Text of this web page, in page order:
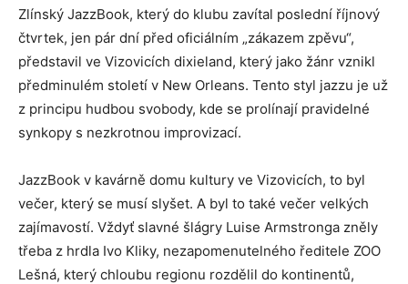
Zlínský JazzBook, který do klubu zavítal poslední říjnový
čtvrtek, jen pár dní před oficiálním „zákazem zpěvu“,
představil ve Vizovicích dixieland, který jako žánr vznikl
předminulém století v New Orleans. Tento styl jazzu je už
z principu hudbou svobody, kde se prolínají pravidelné
synkopy s nezkrotnou improvizací.
JazzBook v kavárně domu kultury ve Vizovicích, to byl
večer, který se musí slyšet. A byl to také večer velkých
zajímavostí. Vždyť slavné šlágry Luise Armstronga zněly
třeba z hrdla Ivo Kliky, nezapomenutelného ředitele ZOO
Lešná, který chloubu regionu rozdělil do kontinentů,